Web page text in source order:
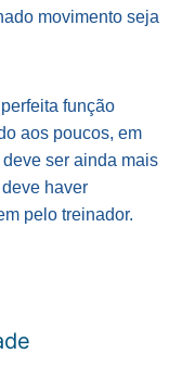
movimento seja
função
aos poucos, em
ser ainda mais
haver
pelo treinador.